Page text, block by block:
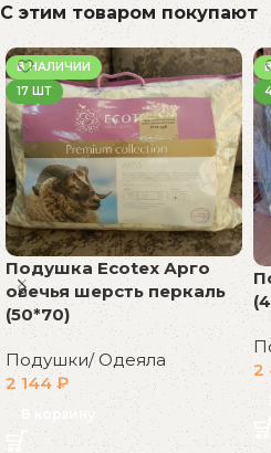
С этим товаром покупают
В НАЛИЧИИ
17 ШТ
Подушка Ecotex Арго
овечья шерсть перкаль
(50*70)
Подушки/ Одеяла
2 144 ₽
В корзину
2